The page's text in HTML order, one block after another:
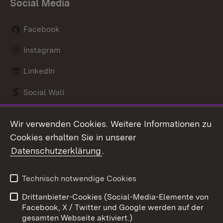
Social Media
Facebook
Instagram
LinkedIn
Social Wall
Kontakt
Barrierefreiheit
Impressum
Cookies
Wir verwenden Cookies. Weitere Informationen zu
Cookies erhalten Sie in unserer
Datenschutzerklärung.
Technisch notwendige Cookies
Drittanbieter-Cookies (Social-Media-Elemente von
Facebook, X / Twitter und Google werden auf der
gesamten Webseite aktiviert.)